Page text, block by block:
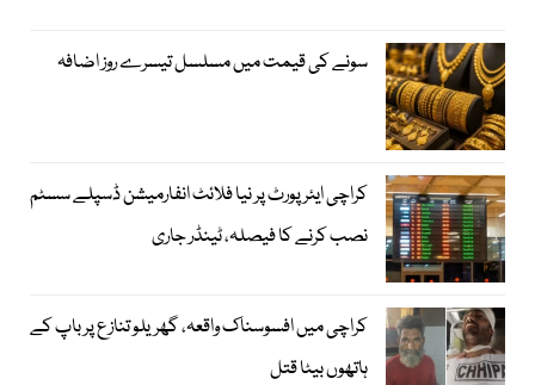
سونے کی قیمت میں مسلسل تیسرے روز اضافہ
کراچی ایئرپورٹ پر نیا فلائٹ انفارمیشن ڈسپلے سسٹم
نصب کرنے کا فیصلہ، ٹینڈر جاری
کراچی میں افسوسناک واقعہ، گھریلو تنازع پر باپ کے
ہاتھوں بیٹا قتل